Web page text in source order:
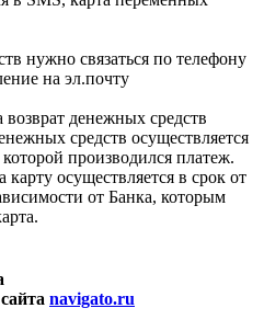
нужно связаться по телефону
на эл.почту
денежных средств
средств осуществляется
производился платеж.
осуществляется в срок от
от Банка, которым
navigato.ru